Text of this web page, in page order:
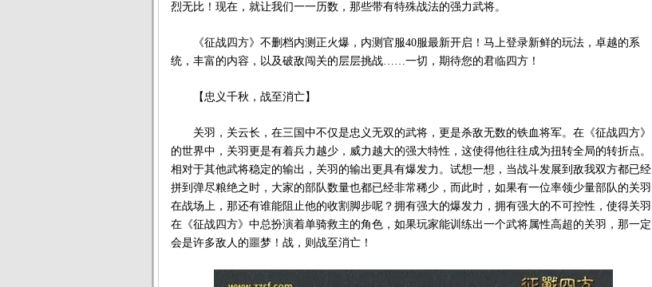
烈无比！现在，就让我们一一历数，那些带有特殊战法的强力武将。
《征战四方》不删档内测正火爆，内测官服40服最新开启！马上登录新鲜的玩法，卓越的系
统，丰富的内容，以及破敌闯关的层层挑战……一切，期待您的君临四方！
【忠义千秋，战至消亡】
关羽，关云长，在三国中不仅是忠义无双的武将，更是杀敌无数的铁血将军。在《征战四方》
的世界中，关羽更是有着兵力越少，威力越大的强大特性，这使得他往往成为扭转全局的转折点。
相对于其他武将稳定的输出，关羽的输出更具有爆发力。试想一想，当战斗发展到敌我双方都已经
拼到弹尽粮绝之时，大家的部队数量也都已经非常稀少，而此时，如果有一位率领少量部队的关羽
在战场上，那还有谁能阻止他的收割脚步呢？拥有强大的爆发力，拥有强大的不可控性，使得关羽
在《征战四方》中总扮演着单骑救主的角色，如果玩家能训练出一个武将属性高超的关羽，那一定
会是许多敌人的噩梦！战，则战至消亡！